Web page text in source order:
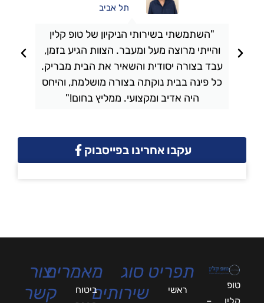
"השתמשתי בשירותי הניקיון של טופ קלין
והייתי מרוצה מעל ומעבר. הצוות הגיע בזמן,
עבד בצורה יסודית והשאיר את הבית מבריק.
כל פינה בבית נוקתה בצורה מושלמת, והיחס
היה אדיב ומקצועי. ממליץ בחום!"
תל אביב
עקבו אחרינו בפייסבוק
טופ
תפריט
ראשי
סוג
שירותים
מאמרים
ביטוח
צור
קשר